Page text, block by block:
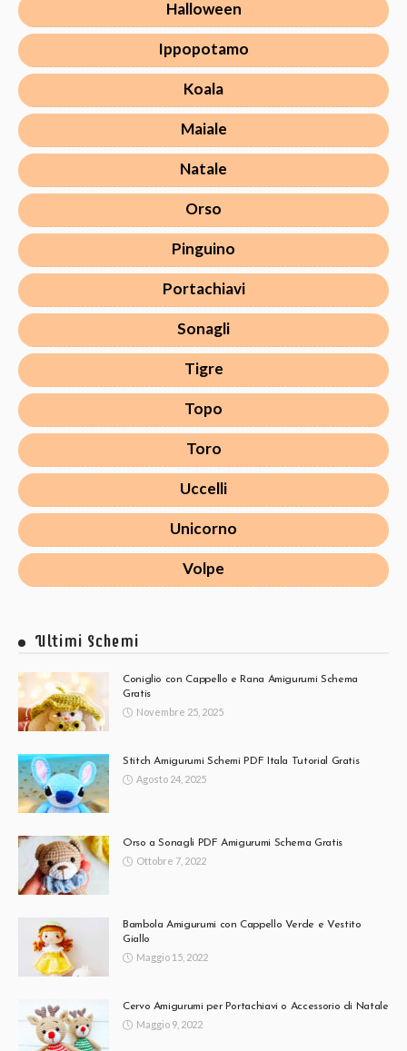
Halloween
Ippopotamo
Koala
Maiale
Natale
Orso
Pinguino
Portachiavi
Sonagli
Tigre
Topo
Toro
Uccelli
Unicorno
Volpe
Ultimi Schemi
Coniglio con Cappello e Rana Amigurumi Schema
Gratis
Novembre 25, 2025
Stitch Amigurumi Schemi PDF Itala Tutorial Gratis
Agosto 24, 2025
Orso a Sonagli PDF Amigurumi Schema Gratis
Ottobre 7, 2022
Bambola Amigurumi con Cappello Verde e Vestito
Giallo
Maggio 15, 2022
Cervo Amigurumi per Portachiavi o Accessorio di Natale
Maggio 9, 2022